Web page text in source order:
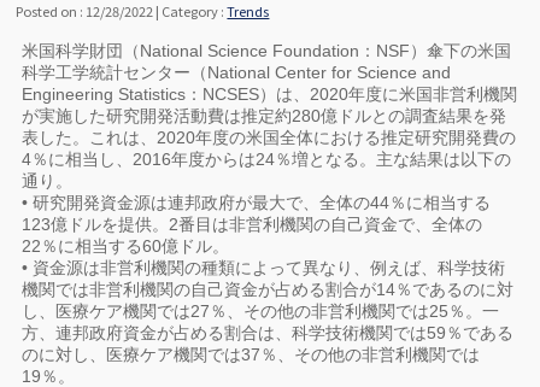
Posted on : 12/28/2022 | Category :Trends
米国科学財団（National Science Foundation：NSF）傘下の米国
科学工学統計センター（National Center for Science and
Engineering Statistics：NCSES）は、2020年度に米国非営利機関
が実施した研究開発活動費は推定約280億ドルとの調査結果を発
表した。これは、2020年度の米国全体における推定研究開発費の
4％に相当し、2016年度からは24％増となる。主な結果は以下の
通り。
• 研究開発資金源は連邦政府が最大で、全体の44％に相当する
123億ドルを提供。2番目は非営利機関の自己資金で、全体の
22％に相当する60億ドル。
• 資金源は非営利機関の種類によって異なり、例えば、科学技術
機関では非営利機関の自己資金が占める割合が14％であるのに対
し、医療ケア機関では27％、その他の非営利機関では25％。一
方、連邦政府資金が占める割合は、科学技術機関では59％である
のに対し、医療ケア機関では37％、その他の非営利機関では
19％。